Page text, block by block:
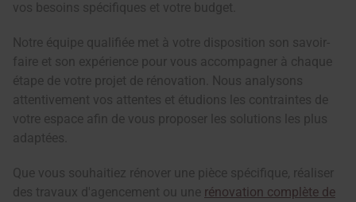
vos besoins spécifiques et votre budget.
Notre équipe qualifiée met à votre disposition son savoir-
faire et son expérience pour vous accompagner à chaque
étape de votre projet de rénovation. Nous analysons
attentivement vos attentes et étudions les contraintes de
votre espace afin de vous proposer les solutions les plus
adaptées.
Que vous souhaitiez rénover une pièce spécifique, réaliser
des travaux d'agencement ou une rénovation complète de